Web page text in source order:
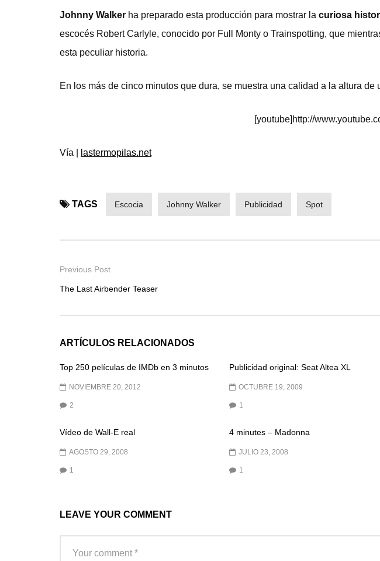
Johnny Walker ha preparado esta producción para mostrar la curiosa
escocés Robert Carlyle, conocido por Full Monty o Trainspotting, que
esta peculiar historia.
En los más de cinco minutos que dura, se muestra una calidad a la altura
[youtube]http://
Vía | lastermopilas.net
TAGS Escocia Johnny Walker Publicidad Spot
Previous Post
The Last Airbender Teaser
ARTÍCULOS RELACIONADOS
Top 250 películas de IMDb en 3 minutos
NOVIEMBRE 20, 2012
2
Publicidad original: Seat Altea XL
OCTUBRE 19, 2009
1
Vídeo de Wall-E real
AGOSTO 29, 2008
1
4 minutes – Madonna
JULIO 23, 2008
1
LEAVE YOUR COMMENT